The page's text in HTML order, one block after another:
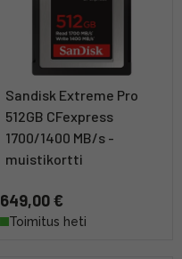
Sandisk Extreme Pro
512GB CFexpress
1700/1400 MB/s -
muistikortti
649,00 €
Toimitus heti